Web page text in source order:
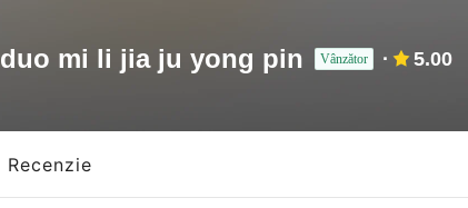
duo mi li jia ju yong pin Vânzător 5.00
Recenzie